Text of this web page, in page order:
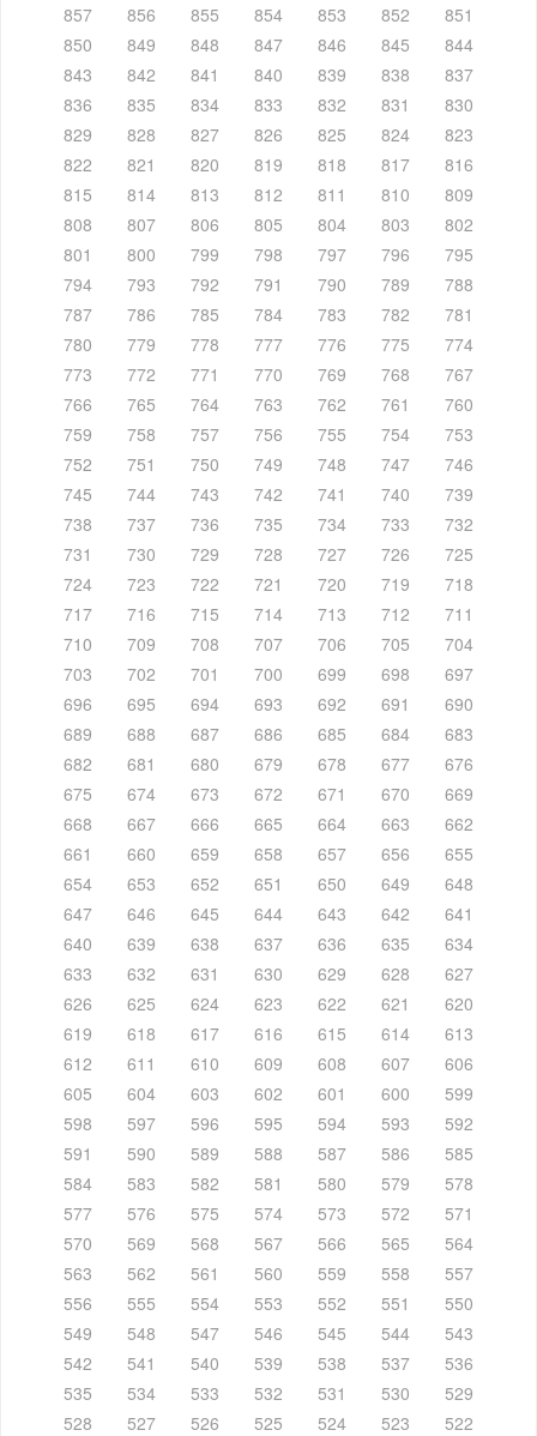
857
856 855 854 853 852
851
850
849 848 847 846 845
844
843
842 841 840 839 838
837
836
835 834 833 832 831
830
829
828 827 826 825 824
823
822
821 820 819 818 817
816
815
814 813 812 811 810
809
808
807 806 805 804 803
802
801
800 799 798 797 796
795
794
793 792 791 790 789
788
787
786 785 784 783 782
781
780
779 778 777 776 775
774
773
772 771 770 769 768
767
766
765 764 763 762 761
760
759
758 757 756 755 754
753
752
751 750 749 748 747
746
745
744 743 742 741 740
739
738
737 736 735 734 733
732
731
730 729 728 727 726
725
724
723 722 721 720 719
718
717
716 715 714 713 712
711
710
709 708 707 706 705
704
703
702 701 700 699 698
697
696
695 694 693 692 691
690
689
688 687 686 685 684
683
682
681 680 679 678 677
676
675
674 673 672 671 670
669
668
667 666 665 664 663
662
661
660 659 658 657 656
655
654
653 652 651 650 649
648
647
646 645 644 643 642
641
640
639 638 637 636 635
634
633
632 631 630 629 628
627
626
625 624 623 622 621
620
619
618 617 616 615 614
613
612
611 610 609 608 607
606
605
604 603 602 601 600
599
598
597 596 595 594 593
592
591
590 589 588 587 586
585
584
583 582 581 580 579
578
577
576 575 574 573 572
571
570
569 568 567 566 565
564
563
562 561 560 559 558
557
556
555 554 553 552 551
550
549
548 547 546 545 544
543
542
541 540 539 538 537
536
535
534 533 532 531 530
529
528
527 526 525 524 523
522